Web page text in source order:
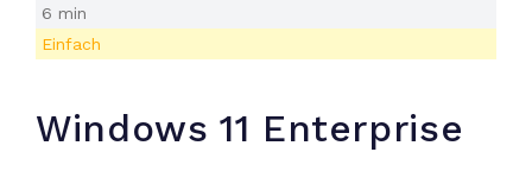
6 min
Einfach
Windows 11 Enterprise